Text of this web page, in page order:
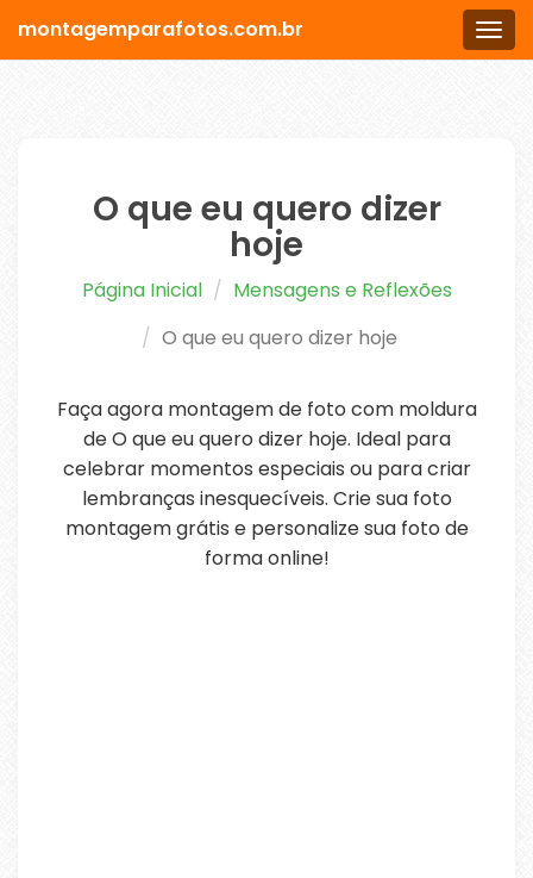
Menu
montagemparafotos.com.br
O que eu quero dizer
hoje
Página Inicial
Mensagens e Reflexões
O que eu quero dizer hoje
Faça agora montagem de foto com moldura
de O que eu quero dizer hoje. Ideal para
celebrar momentos especiais ou para criar
lembranças inesquecíveis. Crie sua foto
montagem grátis e personalize sua foto de
forma online!